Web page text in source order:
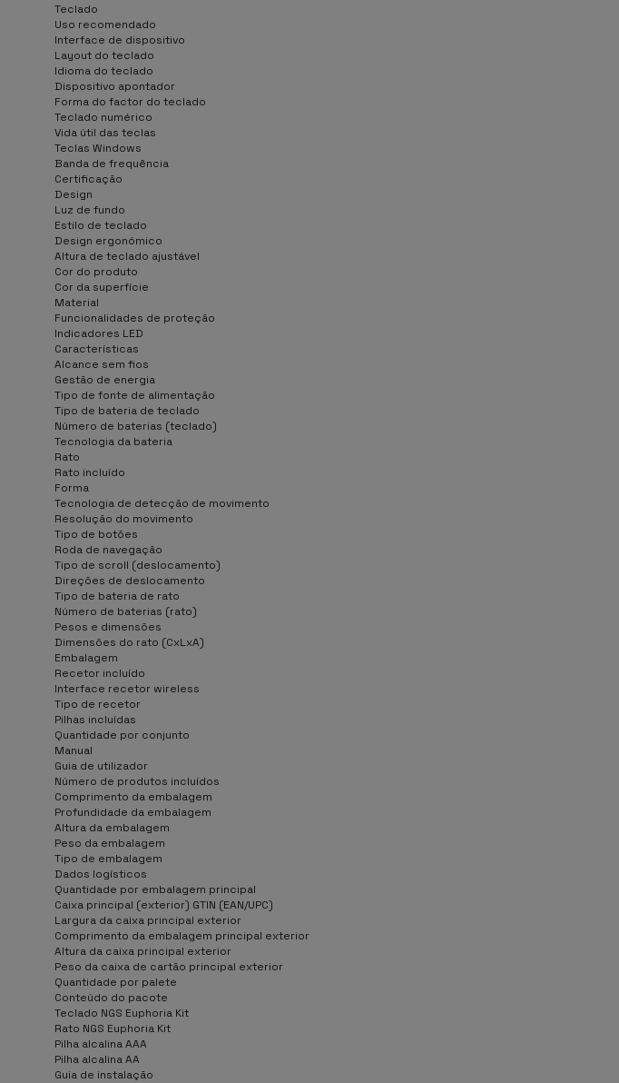
Teclado
Uso recomendado
Interface de dispositivo
Layout do teclado
Idioma do teclado
Dispositivo apontador
Forma do factor do teclado
Teclado numérico
Vida útil das teclas
Teclas Windows
Banda de frequência
Certificação
Design
Luz de fundo
Estilo de teclado
Design ergonómico
Altura de teclado ajustável
Cor do produto
Cor da superfície
Material
Funcionalidades de proteção
Indicadores LED
Características
Alcance sem fios
Gestão de energia
Tipo de fonte de alimentação
Tipo de bateria de teclado
Número de baterias (teclado)
Tecnologia da bateria
Rato
Rato incluído
Forma
Tecnologia de detecção de movimento
Resolução do movimento
Tipo de botões
Roda de navegação
Tipo de scroll (deslocamento)
Direções de deslocamento
Tipo de bateria de rato
Número de baterias (rato)
Pesos e dimensões
Dimensões do rato (CxLxA)
Embalagem
Recetor incluído
Interface recetor wireless
Tipo de recetor
Pilhas incluídas
Quantidade por conjunto
Manual
Guia de utilizador
Número de produtos incluídos
Comprimento da embalagem
Profundidade da embalagem
Altura da embalagem
Peso da embalagem
Tipo de embalagem
Dados logísticos
Quantidade por embalagem principal
Caixa principal (exterior) GTIN (EAN/UPC)
Largura da caixa principal exterior
Comprimento da embalagem principal exterior
Altura da caixa principal exterior
Peso da caixa de cartão principal exterior
Quantidade por palete
Conteúdo do pacote
Teclado NGS Euphoria Kit
Rato NGS Euphoria Kit
Pilha alcalina AAA
Pilha alcalina AA
Guia de instalação